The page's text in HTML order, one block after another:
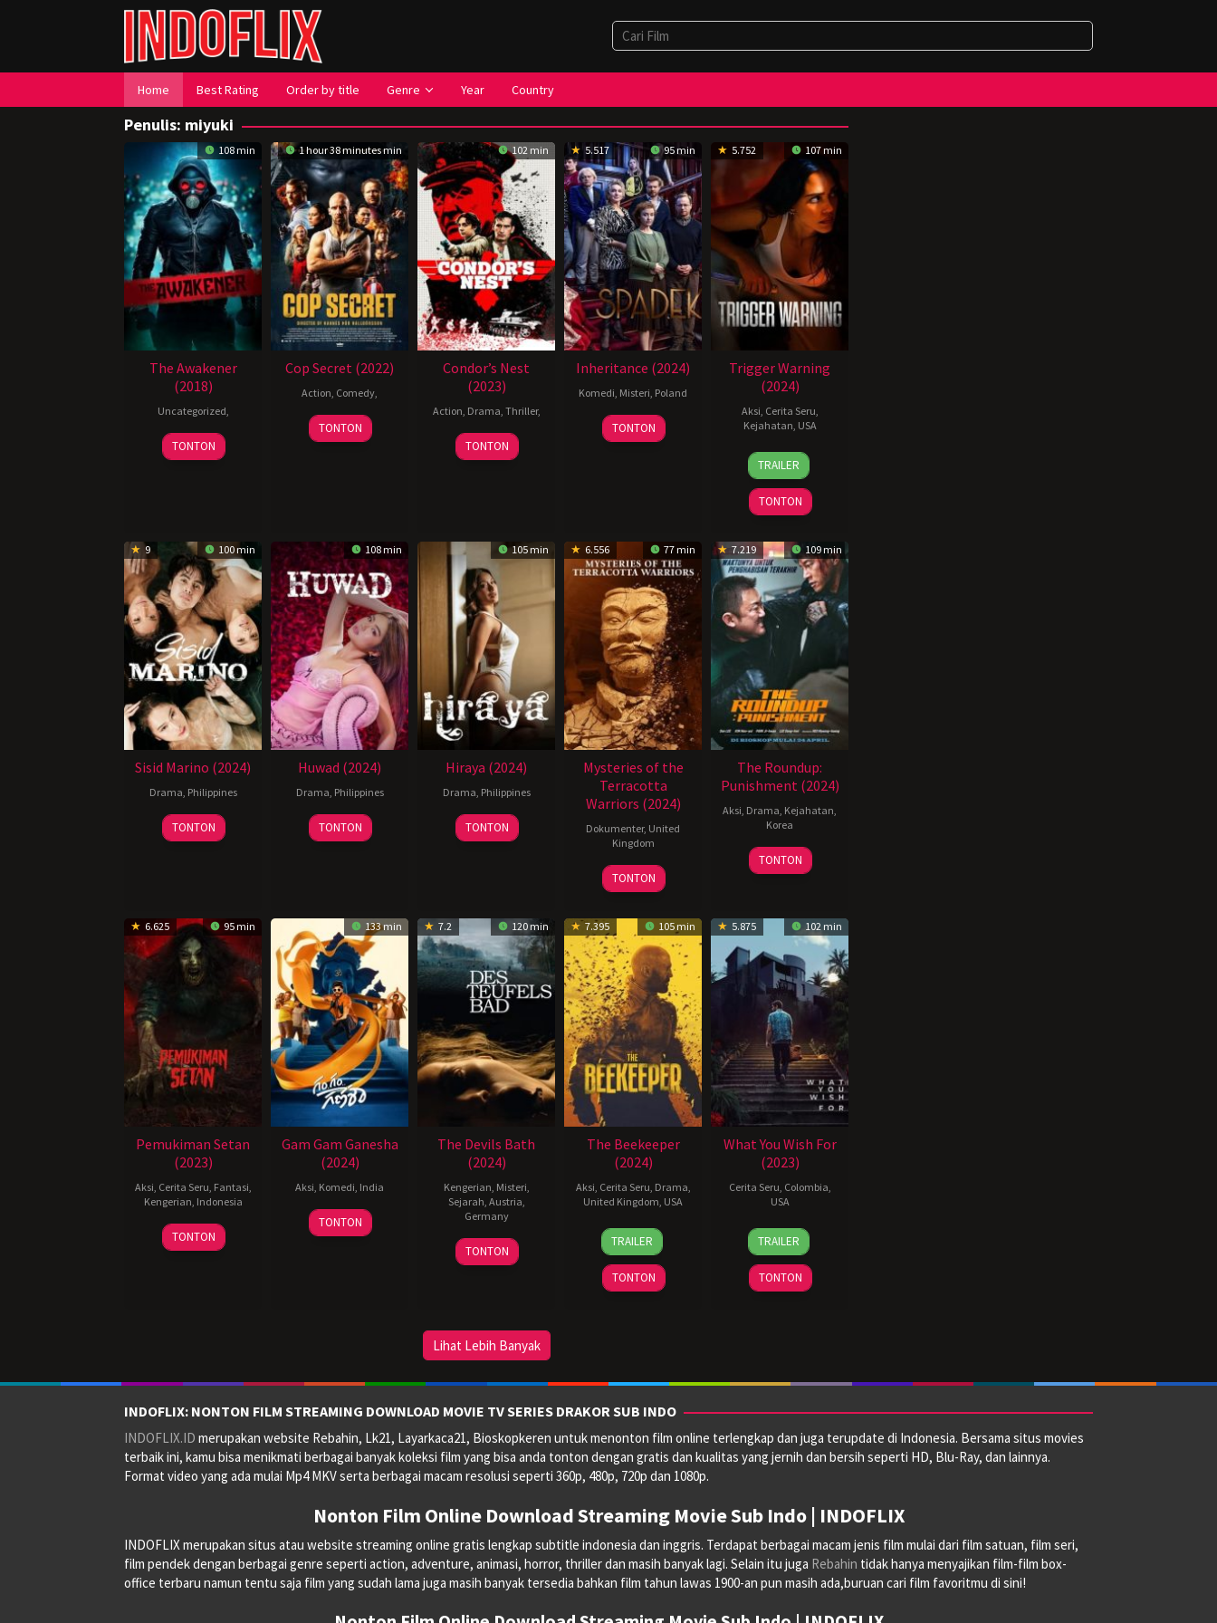
Home Best Rating Order by title Genre Year Country
Penulis: miyuki
108 min
The Awakener
(2018)
Uncategorized,
TONTON
1 hour 38 minutes min
Cop Secret (2022)
Action, Comedy,
20
October
TONTON
102 min
Condor’s Nest
(2023)
Action, Drama, Thriller,
TONTON
5.517 95 min
Inheritance (2024)
Komedi, Misteri, Poland
19
Jun
Sylwester
Jakimow
TONTON
5.752 107 min
Trigger Warning
(2024)
Aksi, Cerita Seru,
Kejahatan, USA
20
Jun
2024
Mouly
Surya
TRAILER
TONTON
9 100 min
Sisid Marino (2024)
Drama, Philippines
14
Jun
Joel
Lamangan
TONTON
108 min
Huwad (2024)
Drama, Philippines
28
Jun
Reynold
Giba
TONTON
105 min
Hiraya (2024)
Drama, Philippines
11
Jul
TONTON
6.556 77 min
Mysteries of the
Terracotta
Warriors (2024)
Dokumenter, United
Kingdom
11
Jun
James
Tovell
TONTON
7.219 109 min
The Roundup:
Punishment (2024)
Aksi, Drama, Kejahatan,
Korea
24
Apr
허
명
TONTON
6.625 95 min
Pemukiman Setan
(2023)
Aksi, Cerita Seru, Fantasi,
Kengerian, Indonesia
25
Jan
Charles
Gozali
TONTON
133 min
Gam Gam Ganesha
(2024)
Aksi, Komedi, India
31
May
Uday
Shetty
TONTON
7.2 120 min
The Devils Bath
(2024)
Kengerian, Misteri,
Sejarah, Austria,
Germany
8
Mar
Veronika
Franz
TONTON
7.395 105 min
The Beekeeper
(2024)
Aksi, Cerita Seru, Drama,
United Kingdom, USA
8
Jan
2024
David
Ayer
TRAILER
TONTON
5.875 102 min
What You Wish For
(2023)
Cerita Seru, Colombia,
USA
30
Jul
2023
Nicholas
Tomnay
TRAILER
TONTON
Lihat Lebih Banyak
INDOFLIX: NONTON FILM STREAMING DOWNLOAD MOVIE TV SERIES DRAKOR SUB INDO
INDOFLIX.ID merupakan website Rebahin, Lk21, Layarkaca21, Bioskopkeren untuk menonton film online terlengkap dan juga terupdate di Indonesia. Bersama situs movies
terbaik ini, kamu bisa menikmati berbagai banyak koleksi film yang bisa anda tonton dengan gratis dan kualitas yang jernih dan bersih seperti HD, Blu-Ray, dan lainnya.
Format video yang ada mulai Mp4 MKV serta berbagai macam resolusi seperti 360p, 480p, 720p dan 1080p.
Nonton Film Online Download Streaming Movie Sub Indo | INDOFLIX
INDOFLIX merupakan situs atau website streaming online gratis lengkap subtitle indonesia dan inggris. Terdapat berbagai macam jenis film mulai dari film satuan, film seri,
film pendek dengan berbagai genre seperti action, adventure, animasi, horror, thriller dan masih banyak lagi. Selain itu juga Rebahin tidak hanya menyajikan film-film box-
office terbaru namun tentu saja film yang sudah lama juga masih banyak tersedia bahkan film tahun lawas 1900-an pun masih ada,buruan cari film favoritmu di sini!